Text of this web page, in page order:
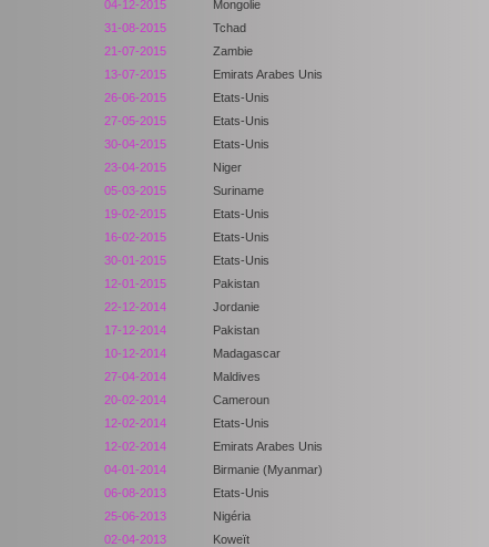
04-12-2015 Mongolie
31-08-2015 Tchad
21-07-2015
Zambie
13-07-2015 Emirats Arabes Unis
26-06-2015
Etats-Unis
27-05-2015
Etats-Unis
30-04-2015 Etats-Unis
23-04-2015 Niger
05-03-2015
Suriname
19-02-2015 Etats-Unis
16-02-2015
Etats-Unis
30-01-2015 Etats-Unis
12-01-2015 Pakistan
22-12-2014
Jordanie
17-12-2014 Pakistan
10-12-2014 Madagascar
27-04-2014 Maldives
20-02-2014
Cameroun
12-02-2014
Etats-Unis
12-02-2014 Emirats Arabes Unis
04-01-2014
Birmanie (Myanmar)
06-08-2013 Etats-Unis
25-06-2013 Nigéria
02-04-2013 Koweït